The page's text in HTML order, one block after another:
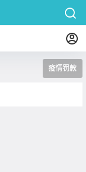
疫情罚款